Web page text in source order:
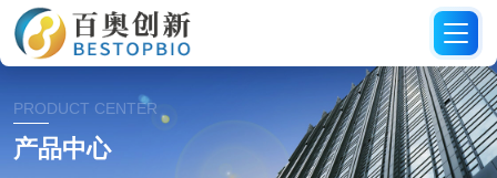
PRODUCT CENTER
产品中心